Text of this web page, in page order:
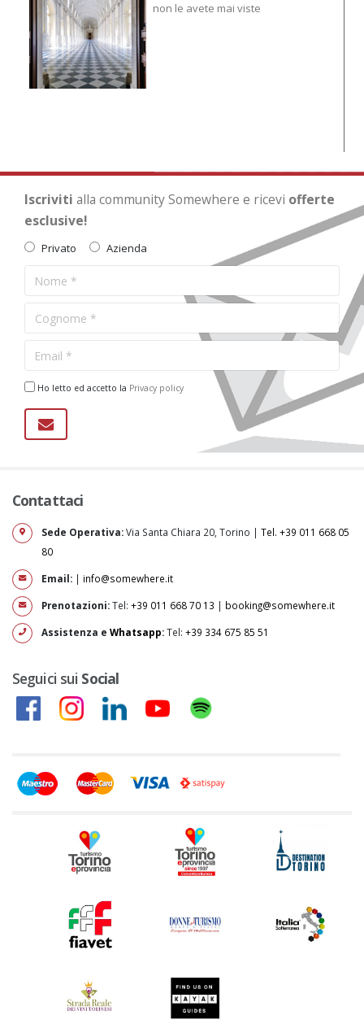
non le avete mai viste
Iscriviti alla community Somewhere e ricevi offerte
esclusive!
Privato Azienda
Ho letto ed accetto la Privacy policy
Contattaci
Sede Operativa:Via Santa Chiara 20, Torino | Tel. +39 011 668 05
80
Email: | info@somewhere.it
Prenotazioni:Tel: +39 011 668 70 13 | booking@somewhere.it
Assistenza e Whatsapp:Tel: +39 334 675 85 51
Seguici sui Social